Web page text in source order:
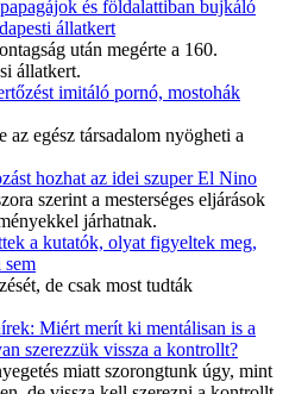
és földalattiban bujkáló
állatkert
után megérte a 160.
állatkert.
imitáló pornó, mostohák
az egész társadalom nyögheti a
hozhat az idei szuper El Nino
szerint a mesterséges eljárások
járhatnak.
a kutatók, olyat figyeltek meg,
sem
de csak most tudták
Miért merít ki mentálisan is a
szerezzük vissza a kontrollt?
miatt szorongtunk úgy, mint